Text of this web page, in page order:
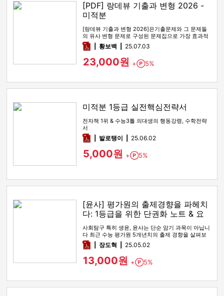
[PDF] 랑데뷰 기출과 변형 2026 -
미적분
[랑데뷰 기출과 변형 2026]은기출문제와 그 문제들
의 유사 변형 문제로 구성된 문제집으로 가장 효과적
인 기출문제 공부 방법…
pdf황보백 25.07.03
23,000원 + Point
5%
미적분 1등급 실전핵심전략서
전자책 1위 & 수능3틀 의대생의 행동강령, 수학전략
서
pdf발로탱이 25.06.02
5,000원 + Point
5%
[윤사] 평가원의 출제경향을 파헤치
다: 1등급을 위한 단권화 노트 & 요
약본
사회탐구 특히 생윤, 윤사는 단순 암기 과목이 아닙니
다 최근 수능 평가원 5개년치의 출제 경향을 살펴보
면 2022 9모, 2…
pdf장도혁 25.05.02
13,000원 + Point
5%